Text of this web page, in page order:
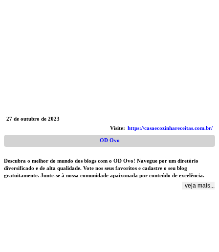
27 de outubro de 2023
Visite: https://casaecozinhareceitas.com.br/
OD Ovo
Descubra o melhor do mundo dos blogs com o OD Ovo! Navegue por um diretório
diversificado e de alta qualidade. Vote nos seus favoritos e cadastre o seu blog
gratuitamente. Junte-se à nossa comunidade apaixonada por conteúdo de excelência.
veja mais...